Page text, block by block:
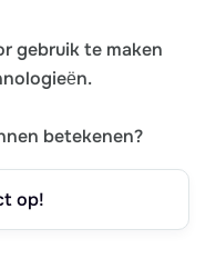
gebruik te maken
betekenen?
op!